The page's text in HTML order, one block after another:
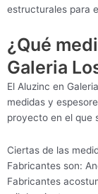
estructurales para
¿Qué
Galeria
El Aluzinc en
medidas y
proyecto en el que
Ciertas de las
Fabricantes son:
Fabricantes